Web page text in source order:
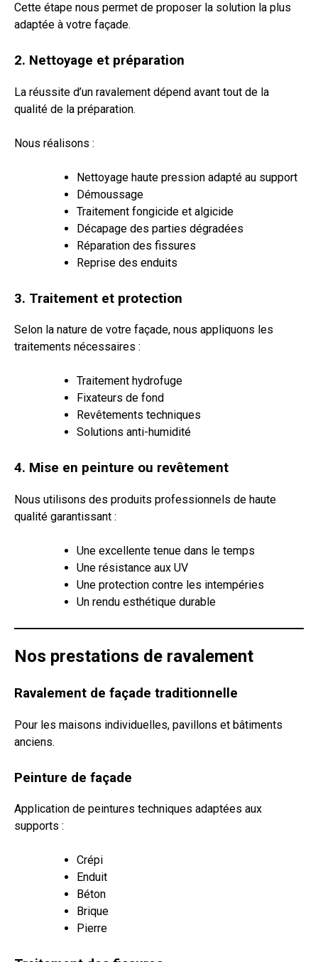
Cette étape nous permet de proposer la solution la plus
adaptée à votre façade.
2. Nettoyage et préparation
La réussite d’un ravalement dépend avant tout de la
qualité de la préparation.
Nous réalisons :
Nettoyage haute pression adapté au support
Démoussage
Traitement fongicide et algicide
Décapage des parties dégradées
Réparation des fissures
Reprise des enduits
3. Traitement et protection
Selon la nature de votre façade, nous appliquons les
traitements nécessaires :
Traitement hydrofuge
Fixateurs de fond
Revêtements techniques
Solutions anti-humidité
4. Mise en peinture ou revêtement
Nous utilisons des produits professionnels de haute
qualité garantissant :
Une excellente tenue dans le temps
Une résistance aux UV
Une protection contre les intempéries
Un rendu esthétique durable
Nos prestations de ravalement
Ravalement de façade traditionnelle
Pour les maisons individuelles, pavillons et bâtiments
anciens.
Peinture de façade
Application de peintures techniques adaptées aux
supports :
Crépi
Enduit
Béton
Brique
Pierre